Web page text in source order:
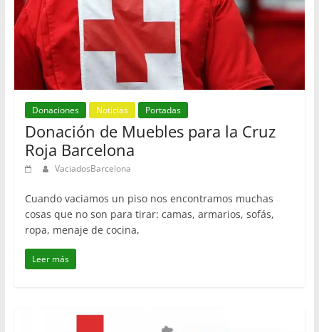
Donaciones Noticias Portadas
Donación de Muebles para la Cruz
Roja Barcelona
VaciadosBarcelona
Cuando vaciamos un piso nos encontramos muchas
cosas que no son para tirar: camas, armarios, sofás,
ropa, menaje de cocina,
Leer más